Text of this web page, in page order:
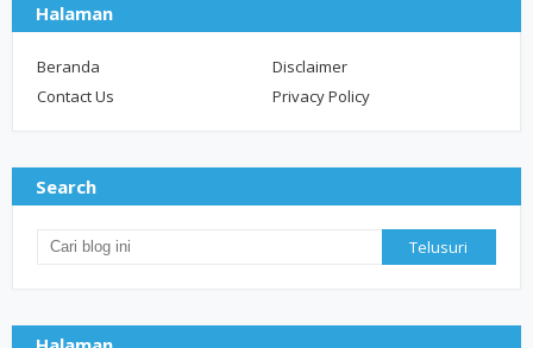
Halaman
Beranda
Disclaimer
Contact Us
Privacy Policy
Search